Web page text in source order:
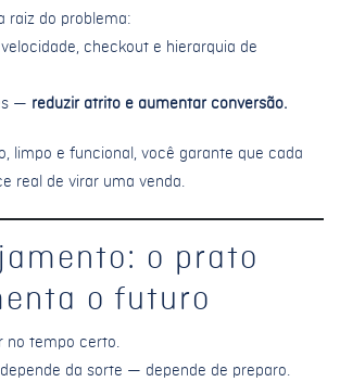
raiz do problema:
checkout e hierarquia de
— reduzir atrito e aumentar conversão.
limpo e funcional, você garante que cada
real de virar uma venda.
o prato
o futuro
no tempo certo.
da sorte — depende de preparo.